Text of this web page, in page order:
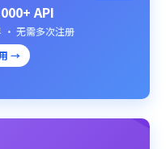
API
· 无需多次注册
→